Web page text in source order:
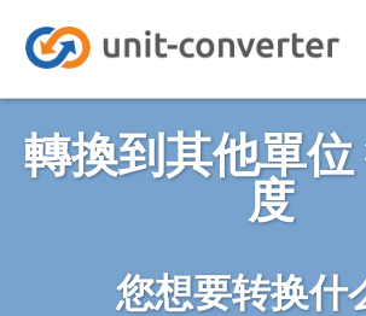
轉換到其他單位
度
您想要转换什